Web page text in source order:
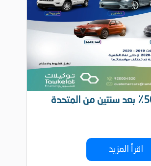
ادفع 50٪ الآن و 50٪ بعد سنتين من المتحدة
اقرأ المزيد